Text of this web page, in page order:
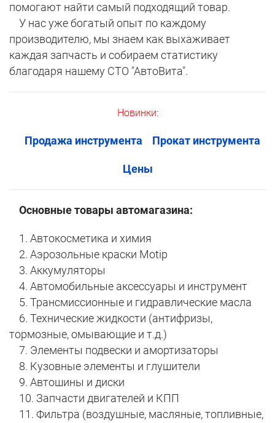
помогают найти самый подходящий товар.
У нас уже богатый опыт по каждому
производителю, мы знаем как выхаживает
каждая запчасть и собираем статистику
благодаря нашему СТО "АвтоВита".
Новинки:
Продажа инструмента Прокат инструмента
Цены
Основные товары автомагазина:
1. Автокосметика и химия
2. Аэрозольные краски Motip
3. Аккумуляторы
4. Автомобильные аксессуары и инструмент
5. Трансмиссионные и гидравлические масла
6. Технические жидкости (антифризы,
тормозные, омывающие и т.д.)
7. Элементы подвески и амортизаторы
8. Кузовные элементы и глушители
9. Автошины и диски
10. Запчасти двигателей и КПП
11. Фильтра (воздушные, масляные, топливные,